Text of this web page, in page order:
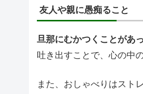
友人や親に愚痴ること
旦那にむかつくことがあ
吐き出すことで、心の中
また、おしゃべりはスト